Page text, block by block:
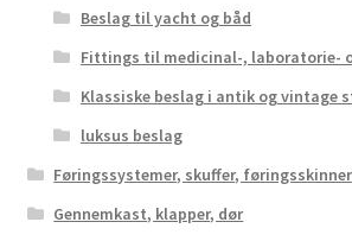
Beslag til yacht og båd
Fittings til medicinal-, laboratorie-
Klassiske beslag i antik og vintage
luksus beslag
Føringssystemer, skuffer, føringsskinner
Gennemkast, klapper, dør